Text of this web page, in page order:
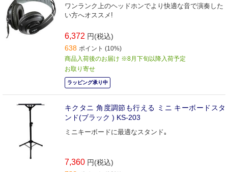
ワンランク上のヘッドホンでより快適な音で演奏した
い方へオススメ!
6,372 円(税込)
638 ポイント (10%)
商品入荷後のお届け ※8月下旬以降入荷予定
お取り寄せ
ラッピング承り中
キクタニ 角度調節も行える ミニ キーボードスタ
ンド(ブラック ) KS-203
ミニキーボードに最適なスタンド｡
7,360 円(税込)